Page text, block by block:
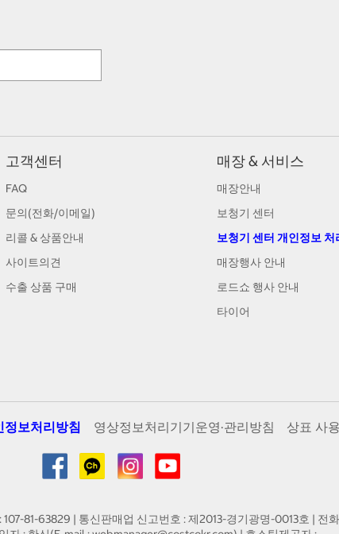
고객센터
FAQ
문의(전화/이메일)
리콜 & 상품안내
사이트의견
수출 상품 구매
매장 & 서비스
매장안내
보청기 센터
보청기 센터 개인정보 처
매장행사 안내
로드쇼 행사 안내
타이어
정보처리방침 영상정보처리기기운영·관리방침 상표 사
81-63829 | 통신판매업 신고번호 : 제2013-경기광명-0013호 | 전화